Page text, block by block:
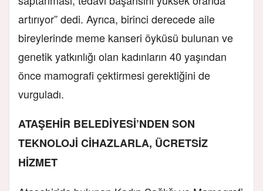
artırıyor” dedi. Ayrıca, birinci derecede aile
bireylerinde meme kanseri öyküsü bulunan ve
genetik yatkınlığı olan kadınların 40 yaşından
önce mamografi çektirmesi gerektiğini de
vurguladı.
ATAŞEHİR BELEDİYESİ’NDEN SON
TEKNOLOJİ CİHAZLARLA, ÜCRETSİZ
HİZMET